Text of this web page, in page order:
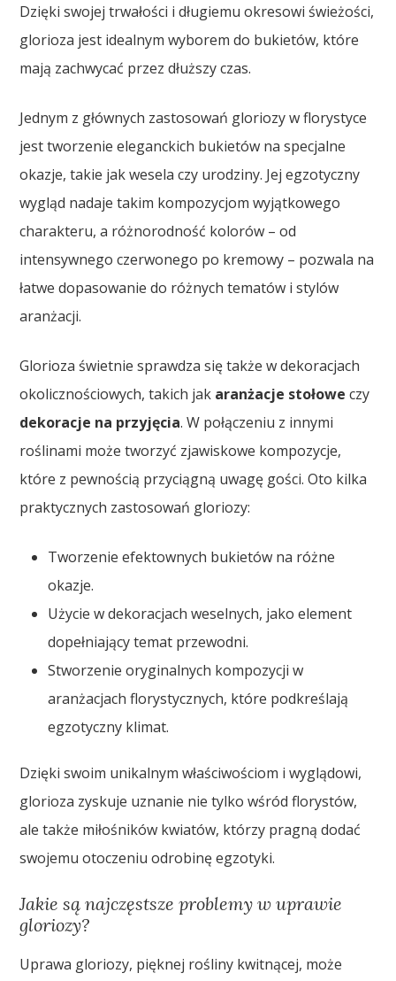
Dzięki swojej trwałości i długiemu okresowi świeżości,
glorioza jest idealnym wyborem do bukietów, które
mają zachwycać przez dłuższy czas.
Jednym z głównych zastosowań gloriozy w florystyce
jest tworzenie eleganckich bukietów na specjalne
okazje, takie jak wesela czy urodziny. Jej egzotyczny
wygląd nadaje takim kompozycjom wyjątkowego
charakteru, a różnorodność kolorów – od
intensywnego czerwonego po kremowy – pozwala na
łatwe dopasowanie do różnych tematów i stylów
aranżacji.
Glorioza świetnie sprawdza się także w dekoracjach
okolicznościowych, takich jak aranżacje stołowe czy
dekoracje na przyjęcia. W połączeniu z innymi
roślinami może tworzyć zjawiskowe kompozycje,
które z pewnością przyciągną uwagę gości. Oto kilka
praktycznych zastosowań gloriozy:
Tworzenie efektownych bukietów na różne
okazje.
Użycie w dekoracjach weselnych, jako element
dopełniający temat przewodni.
Stworzenie oryginalnych kompozycji w
aranżacjach florystycznych, które podkreślają
egzotyczny klimat.
Dzięki swoim unikalnym właściwościom i wyglądowi,
glorioza zyskuje uznanie nie tylko wśród florystów,
ale także miłośników kwiatów, którzy pragną dodać
swojemu otoczeniu odrobinę egzotyki.
Jakie są najczęstsze problemy w uprawie
gloriozy?
Uprawa gloriozy, pięknej rośliny kwitnącej, może